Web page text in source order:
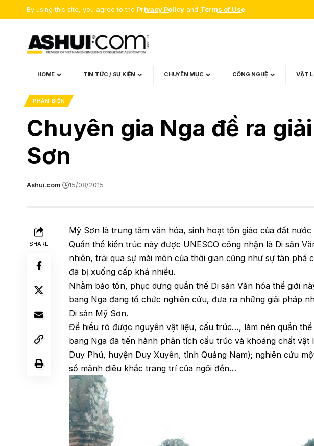
By using this site, you agree to the Privacy Policy and Terms of Use.
HOME TIN TỨC / SỰ KIỆN CHUYÊN MỤC CÔNG NGHỆ VẬT
PHẢN BIỆN
Chuyên gia Nga đề ra
Sơn
Ashui.com 15/08/2015
SHARE
Mỹ Sơn là trung tâm văn hóa, sinh hoạt tôn giáo của đất
Quần thể kiến trúc này được UNESCO công nhận là Di sản
nhiên, trải qua sự mài mòn của thời gian cũng như sự tàn phá
đã bị xuống cấp khá nhiều.
Nhằm bảo tồn, phục dựng quần thể Di sản Văn hóa thế giới
bang Nga đang tổ chức nghiên cứu, đưa ra những giải pháp
Di sản Mỹ Sơn.
Để hiểu rõ được nguyên vật liệu, cấu trúc…, làm nên quần
bang Nga đã tiến hành phân tích cấu trúc và khoáng chất
Duy Phú, huyện Duy Xuyên, tỉnh Quảng Nam); nghiên cứu
số mảnh điêu khắc trang trí của ngôi đền…